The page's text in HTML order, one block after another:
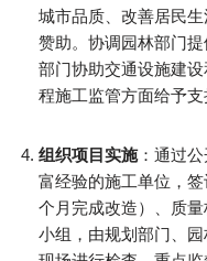
城市品质、改善居民
赞助。协调园林部门
部门协助交通设施建
程施工监管方面给予支
组织项目实施：通过
富经验的施工单位，
个月完成改造）、质
小组，由规划部门、